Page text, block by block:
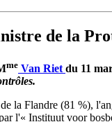
de la
me Van Riet du 11
la Flandre (81 %),
l'« Instituut voor